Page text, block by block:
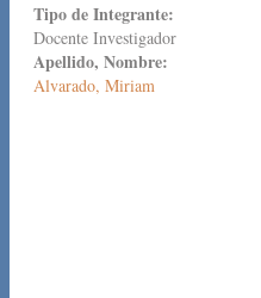
Tipo de Integrante:
Docente Investigador
Apellido, Nombre:
Alvarado, Miriam